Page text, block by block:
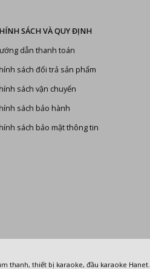
SÁCH VÀ QUY ĐỊNH
dẫn thanh toán
sách đổi trả sản phẩm
sách vận chuyển
sách bảo hành
sách bảo mật thông tin
thanh, thiết bị karaoke, đầu karaoke Hanet.